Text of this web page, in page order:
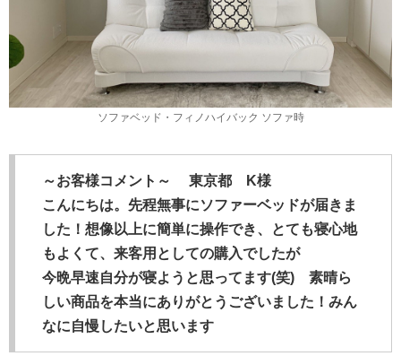
ソファベッド・フィノハイバック ソファ時
～お客様コメント～ 東京都 K様
こんにちは。先程無事にソファーベッドが届きま
した！想像以上に簡単に操作でき、とても寝心地
もよくて、来客用としての購入でしたが
今晩早速自分が寝ようと思ってます(笑) 素晴ら
しい商品を本当にありがとうございました！みん
なに自慢したいと思います